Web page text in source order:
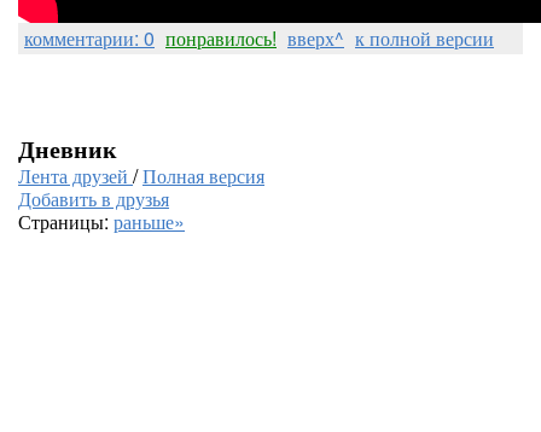
комментарии: 0 понравилось! вверх^ к полной версии
Дневник
Лента друзей /Полная версия
Добавить в друзья
Страницы: раньше»